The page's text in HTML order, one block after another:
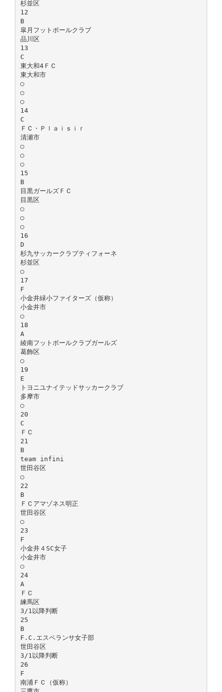
杉並区
12
B
皐月フットボールクラブ
品川区
13
C
東大和4ＦＣ
東大和市
○
○
○
14
C
ＦＣ・Ｐｌａｉｓｉｒ
清瀬市
○
○
○
15
B
目黒ガールズＦＣ
目黒区
○
○
○
16
D
杉九サッカークラブティフォーネ
杉並区
○
17
F
小金井緑小ファイターズ（仮称）
小金井市
○
18
A
綾南フットボールクラブガールズ
葛飾区
○
19
E
トヨニユナイテッドサッカークラブ
多摩市
○
20
C
ＦＣ
21
B
team infini
世田谷区
○
22
B
ＦＣアマゾネス明正
世田谷区
○
23
F
小金井４SC女子
小金井市
○
24
A
ＦＣ
練馬区
3/1以降判断
25
B
F.C.エスペランサ女子部
世田谷区
3/1以降判断
26
F
南浦ＦＣ（仮称）